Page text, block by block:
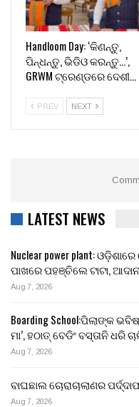
Handloom Day: ‘କିଣନ୍ତୁ,
ପିନ୍ଧନ୍ତୁ, ଭିଡିଓ କରନ୍ତୁ…’,
GRWM ଟ୍ରେଣ୍ଡରେ ଦେଶୀ…
PREV NEXT
LATEST NEWS
Nuclear power plant:
ପାଖରେ ପହଞ୍ଚିଲେ ଟାଟା,
Aug 7, 2026
Boarding School:ପିଲାଙ୍କ
ମା’, ହଠାତ୍ ବେଡିଂ ବସ୍ତାନି ଧରି
Aug 7, 2026
ବାଘଛାଲ ଚୋରାଚାଲାଣର
Aug 7, 2026